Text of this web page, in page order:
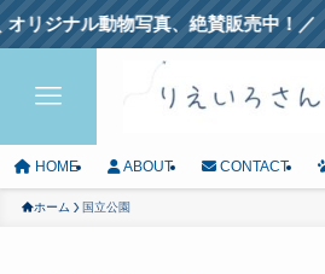
ル動物写真、絶賛販売中！／
HOME ABOUT CONTACT
ホーム 国立公園